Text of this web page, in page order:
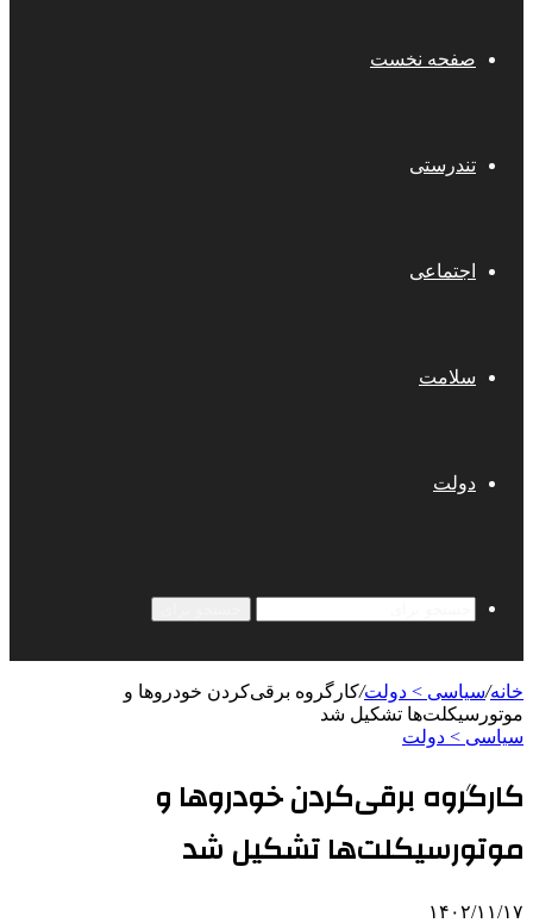
صفحه نخست
تندرستی
اجتماعی
سلامت
دولت
خانه/سیاسی > دولت/کارگروه برقی‌کردن خودروها و
موتورسیکلت‌ها تشکیل شد
سیاسی > دولت
کارگروه برقی‌کردن خودروها و
موتورسیکلت‌ها تشکیل شد
۱۴۰۲/۱۱/۱۷